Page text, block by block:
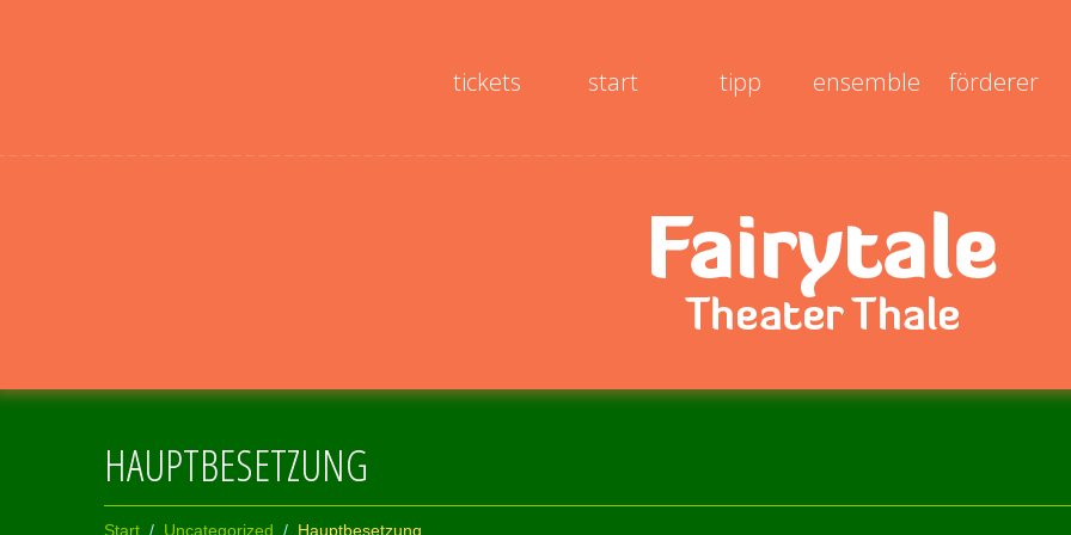
tickets start tipp ensemble förderer
HAUPTBESETZUNG
Start Uncategorized Hauptbesetzung